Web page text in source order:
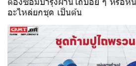
อะไหล่ยกชุด เป็นต้น